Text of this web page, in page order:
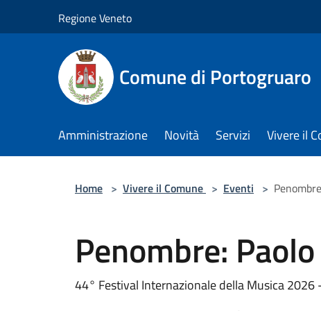
Regione Veneto
Comune di Portogruaro
Amministrazione Novità Servizi Vivere il
Home > Vivere il Comune > Eventi >
Penombre:
44° Festival Internazionale della Musica 2026